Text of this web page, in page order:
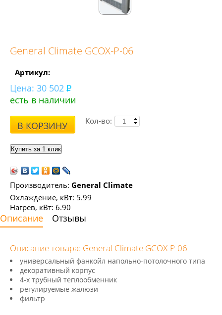
General Climate GCOX-P-06
Артикул:
Цена: 30 502
есть в наличии
В КОРЗИНУ Кол-во:
Производитель: General Climate
Охлаждение, кВт: 5.99
Нагрев, кВт: 6.90
Описание Отзывы
Описание товара: General Climate GCOX-P-06
универсальный фанкойл напольно-потолочного типа
декоративный корпус
4-х трубный теплообменник
регулируемые жалюзи
фильтр